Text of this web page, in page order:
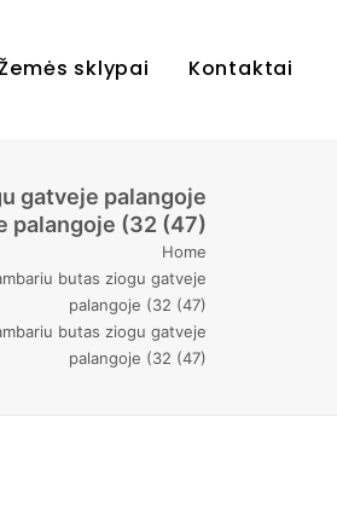
sklypai Kontaktai
gatveje palangoje
palangoje (32 (47)
Home
butas ziogu gatveje
palangoje (32 (47)
butas ziogu gatveje
palangoje (32 (47)